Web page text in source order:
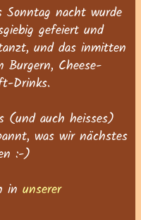
Sonntag nacht wurde
gefeiert und
und das inmitten
Burgern, Cheese-
Drinks.
(und auch heisses)
was wir nächstes
:-)
in unserer